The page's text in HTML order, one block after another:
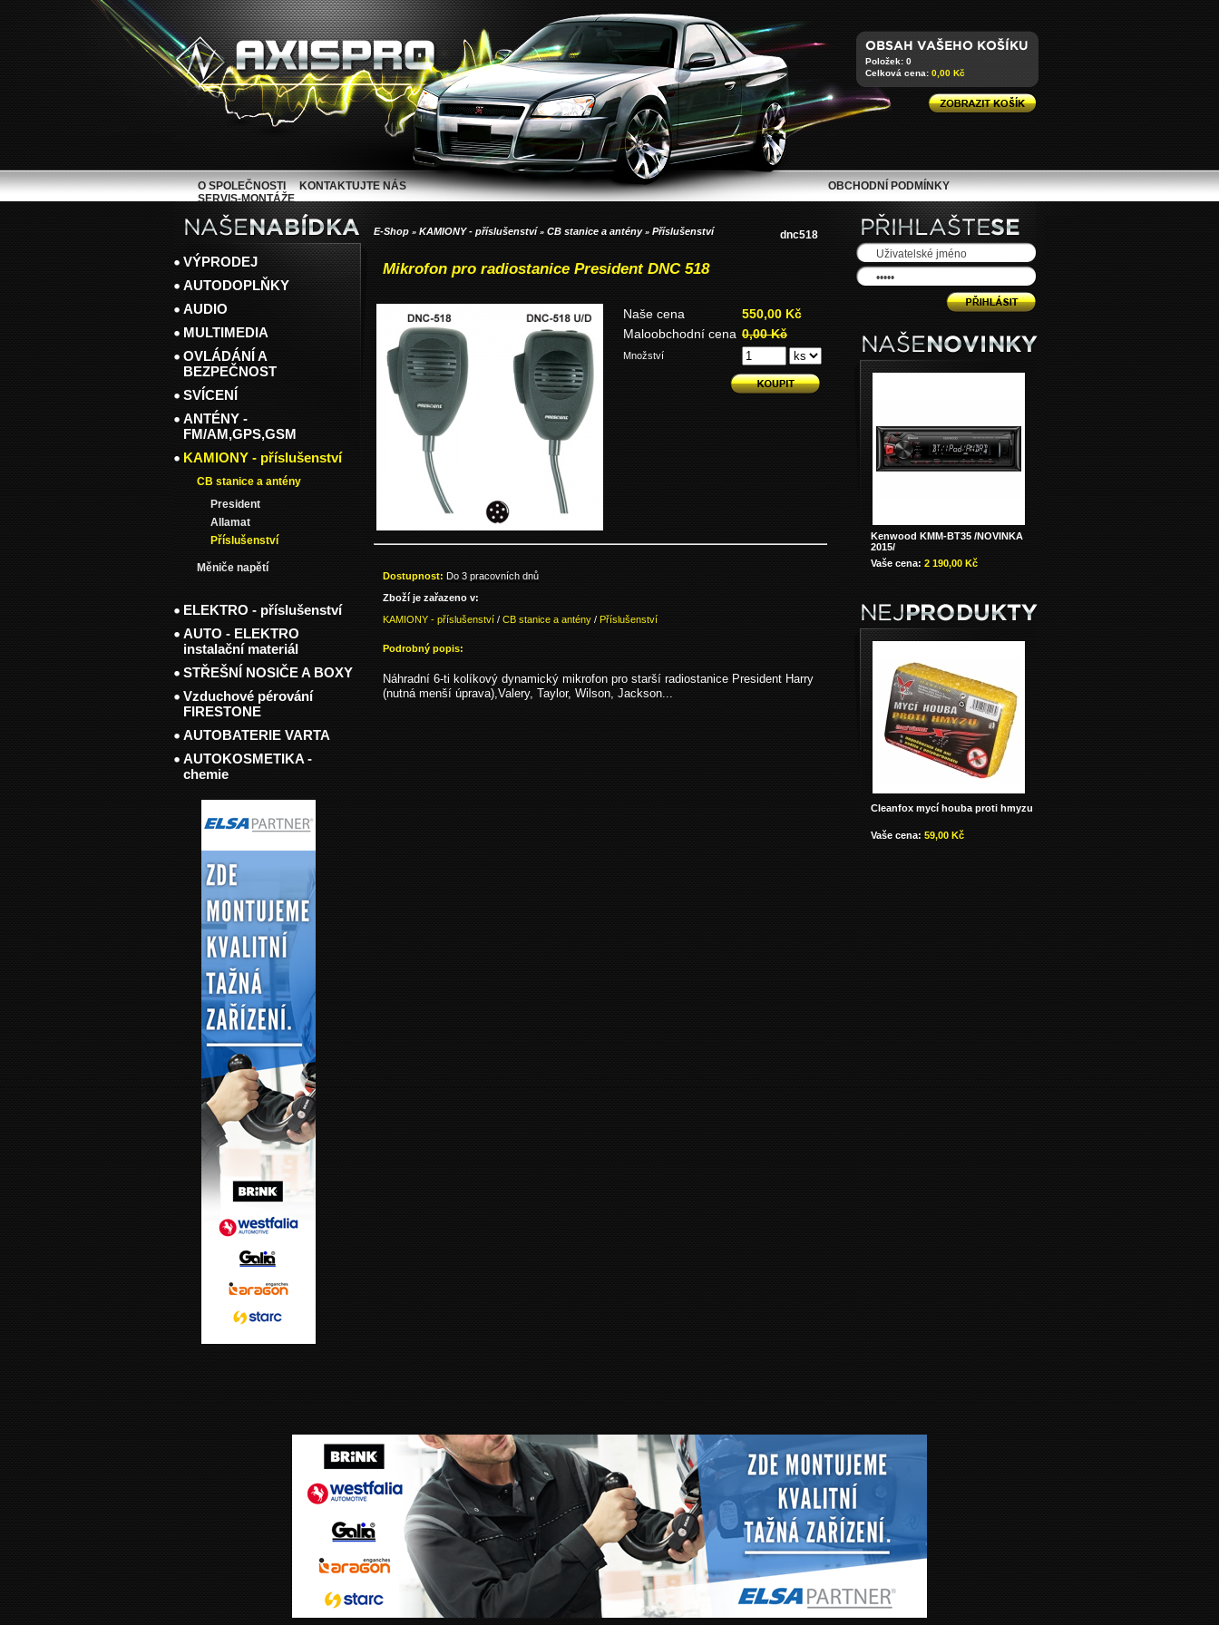
E-Shop » KAMIONY - příslušenství » CB stanice a antény» Příslušenství
Mikrofon pro radiostanice President DNC 518
dnc518
Naše cena
550,00 Kč
Maloobchodní cena 0,00 Kč
Množství
Dostupnost: Do 3 pracovních dnů
Zboží je zařazeno v:
KAMIONY - příslušenství / CB stanice a antény / Příslušenství
Podrobný popis:
Náhradní 6-ti kolíkový dynamický mikrofon pro starší radiostanice President Harry
(nutná menší úprava),Valery, Taylor, Wilson, Jackson...
VÝPRODEJ
AUTODOPLŇKY
AUDIO
MULTIMEDIA
OVLÁDÁNÍ A
BEZPEČNOST
SVÍCENÍ
ANTÉNY -
FM/AM,GPS,GSM
KAMIONY - příslušenství
CB stanice a antény
President
Allamat
Příslušenství
Měniče napětí
ELEKTRO - příslušenství
AUTO - ELEKTRO
instalační materiál
STŘEŠNÍ NOSIČE A BOXY
Vzduchové pérování
FIRESTONE
AUTOBATERIE VARTA
AUTOKOSMETIKA -
chemie
Kenwood KMM-BT35 /NOVINKA
2015/
Vaše cena: 2 190,00 Kč
Cleanfox mycí houba proti hmyzu
Vaše cena: 59,00 Kč
O SPOLEČNOSTI KONTAKTUJTE NÁS
OBCHODNÍ PODMÍNKY
SERVIS-MONTÁŽE
Položek: 0
Celková cena: 0,00 Kč